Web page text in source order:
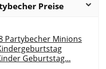
Preise
Partybecher Minions
Geburtstag...